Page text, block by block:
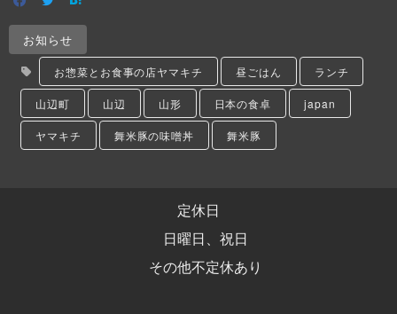
お知らせ
お惣菜とお食事の店ヤマキチ 昼ごはん ランチ
山辺町 山辺 山形 日本の食卓 japan
ヤマキチ 舞米豚の味噌丼 舞米豚
定休日
日曜日、祝日
その他不定休あり